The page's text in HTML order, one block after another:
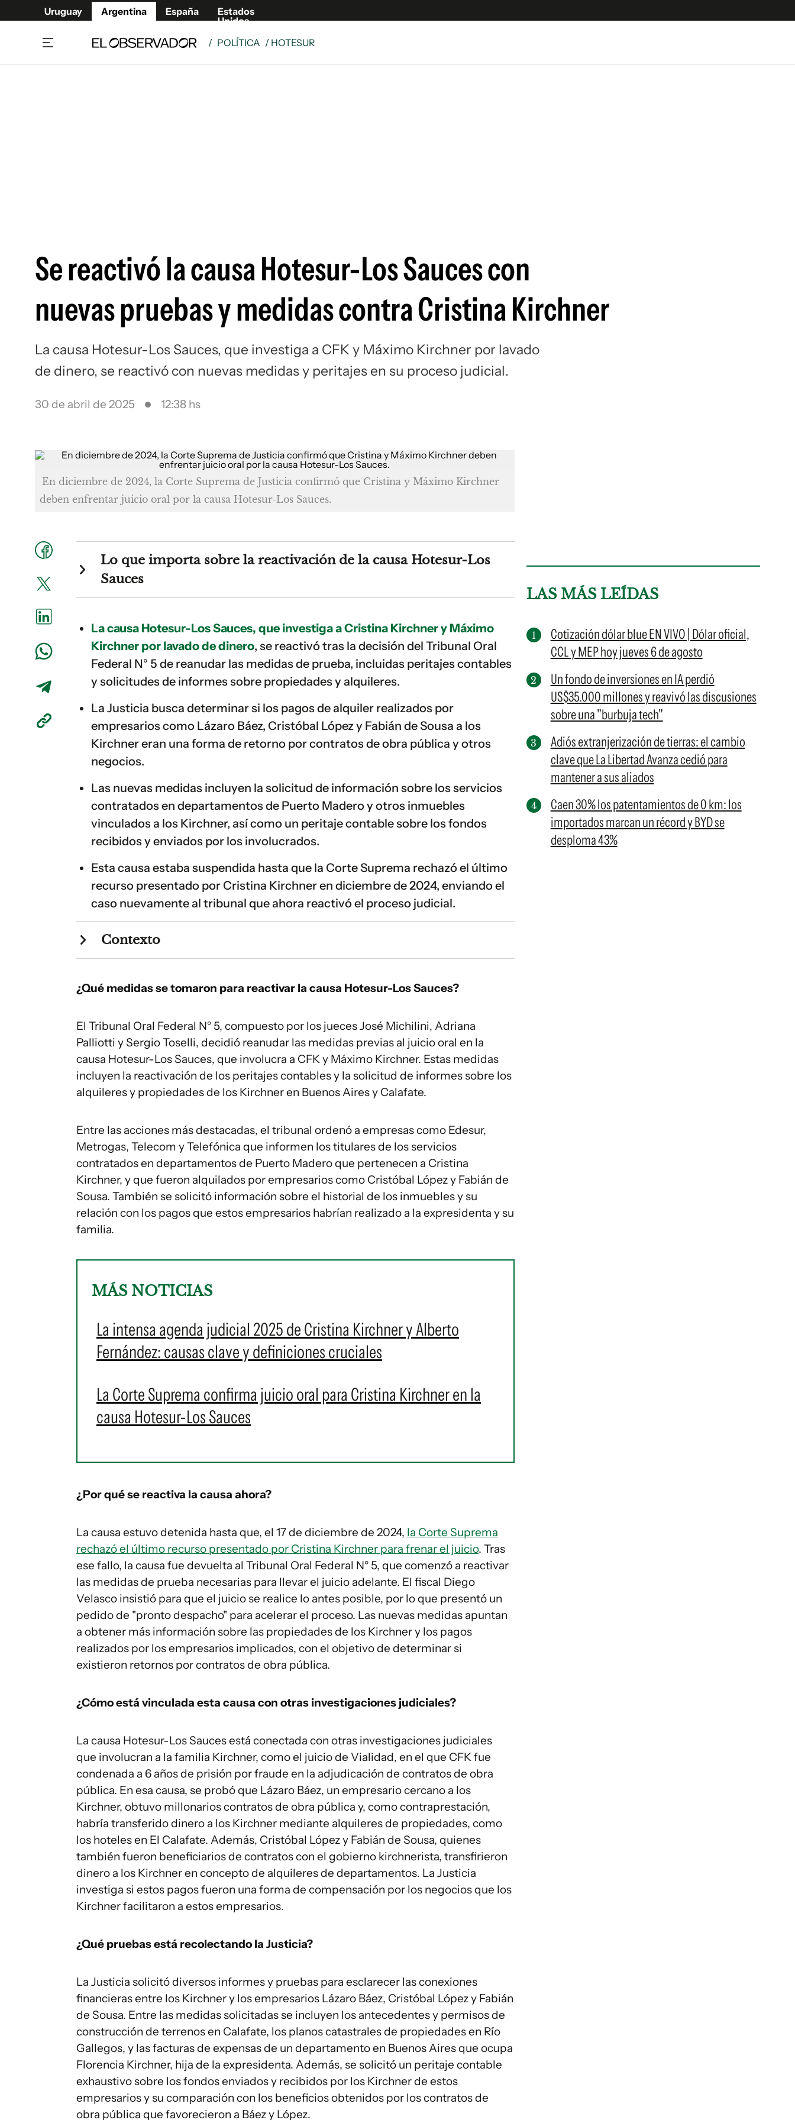
Uruguay Argentina España
Estados
Unidos
/ POLÍTICA / HOTESUR
Se reactivó la causa Hotesur-Los Sauces con
nuevas pruebas y medidas contra Cristina Kirchner
La causa Hotesur-Los Sauces, que investiga a CFK y Máximo Kirchner por lavado
de dinero, se reactivó con nuevas medidas y peritajes en su proceso judicial.
30 de abril de 2025 12:38 hs
En diciembre de 2024, la Corte Suprema de Justicia confirmó que Cristina y Máximo Kirchner
deben enfrentar juicio oral por la causa Hotesur-Los Sauces.
Lo que importa sobre la reactivación de la causa Hotesur-Los
Sauces
La causa Hotesur-Los Sauces, que investiga a Cristina Kirchner y Máximo
Kirchner por lavado de dinero, se reactivó tras la decisión del Tribunal Oral
Federal N° 5 de reanudar las medidas de prueba, incluidas peritajes contables
y solicitudes de informes sobre propiedades y alquileres.
La Justicia busca determinar si los pagos de alquiler realizados por
empresarios como Lázaro Báez, Cristóbal López y Fabián de Sousa a los
Kirchner eran una forma de retorno por contratos de obra pública y otros
negocios.
Las nuevas medidas incluyen la solicitud de información sobre los servicios
contratados en departamentos de Puerto Madero y otros inmuebles
vinculados a los Kirchner, así como un peritaje contable sobre los fondos
recibidos y enviados por los involucrados.
Esta causa estaba suspendida hasta que la Corte Suprema rechazó el último
recurso presentado por Cristina Kirchner en diciembre de 2024, enviando el
caso nuevamente al tribunal que ahora reactivó el proceso judicial.
Contexto
¿Qué medidas se tomaron para reactivar la causa Hotesur-Los Sauces?
El Tribunal Oral Federal N° 5, compuesto por los jueces José Michilini, Adriana
Palliotti y Sergio Toselli, decidió reanudar las medidas previas al juicio oral en la
causa Hotesur-Los Sauces, que involucra a CFK y Máximo Kirchner. Estas medidas
incluyen la reactivación de los peritajes contables y la solicitud de informes sobre los
alquileres y propiedades de los Kirchner en Buenos Aires y Calafate.
Entre las acciones más destacadas, el tribunal ordenó a empresas como Edesur,
Metrogas, Telecom y Telefónica que informen los titulares de los servicios
contratados en departamentos de Puerto Madero que pertenecen a Cristina
Kirchner, y que fueron alquilados por empresarios como Cristóbal López y Fabián de
Sousa. También se solicitó información sobre el historial de los inmuebles y su
relación con los pagos que estos empresarios habrían realizado a la expresidenta y su
familia.
MÁS NOTICIAS
La intensa agenda judicial 2025 de Cristina Kirchner y Alberto
Fernández: causas clave y definiciones cruciales
La Corte Suprema confirma juicio oral para Cristina Kirchner en la
causa Hotesur-Los Sauces
¿Por qué se reactiva la causa ahora?
La causa estuvo detenida hasta que, el 17 de diciembre de 2024, la Corte Suprema
rechazó el último recurso presentado por Cristina Kirchner para frenar el juicio. Tras
ese fallo, la causa fue devuelta al Tribunal Oral Federal N° 5, que comenzó a reactivar
las medidas de prueba necesarias para llevar el juicio adelante. El fiscal Diego
Velasco insistió para que el juicio se realice lo antes posible, por lo que presentó un
pedido de "pronto despacho" para acelerar el proceso. Las nuevas medidas apuntan
a obtener más información sobre las propiedades de los Kirchner y los pagos
realizados por los empresarios implicados, con el objetivo de determinar si
existieron retornos por contratos de obra pública.
¿Cómo está vinculada esta causa con otras investigaciones judiciales?
La causa Hotesur-Los Sauces está conectada con otras investigaciones judiciales
que involucran a la familia Kirchner, como el juicio de Vialidad, en el que CFK fue
condenada a 6 años de prisión por fraude en la adjudicación de contratos de obra
pública. En esa causa, se probó que Lázaro Báez, un empresario cercano a los
Kirchner, obtuvo millonarios contratos de obra pública y, como contraprestación,
habría transferido dinero a los Kirchner mediante alquileres de propiedades, como
los hoteles en El Calafate. Además, Cristóbal López y Fabián de Sousa, quienes
también fueron beneficiarios de contratos con el gobierno kirchnerista, transfirieron
dinero a los Kirchner en concepto de alquileres de departamentos. La Justicia
investiga si estos pagos fueron una forma de compensación por los negocios que los
Kirchner facilitaron a estos empresarios.
¿Qué pruebas está recolectando la Justicia?
La Justicia solicitó diversos informes y pruebas para esclarecer las conexiones
financieras entre los Kirchner y los empresarios Lázaro Báez, Cristóbal López y Fabián
de Sousa. Entre las medidas solicitadas se incluyen los antecedentes y permisos de
construcción de terrenos en Calafate, los planos catastrales de propiedades en Río
Gallegos, y las facturas de expensas de un departamento en Buenos Aires que ocupa
Florencia Kirchner, hija de la expresidenta. Además, se solicitó un peritaje contable
exhaustivo sobre los fondos enviados y recibidos por los Kirchner de estos
empresarios y su comparación con los beneficios obtenidos por los contratos de
obra pública que favorecieron a Báez y López.
LAS MÁS LEÍDAS
Cotización dólar blue EN VIVO | Dólar oficial,
CCL y MEP hoy jueves 6 de agosto
Un fondo de inversiones en IA perdió
US$35.000 millones y reavivó las discusiones
sobre una "burbuja tech"
Adiós extranjerización de tierras: el cambio
clave que La Libertad Avanza cedió para
mantener a sus aliados
Caen 30% los patentamientos de 0 km: los
importados marcan un récord y BYD se
desploma 43%